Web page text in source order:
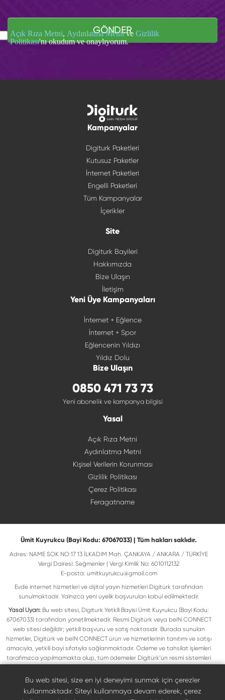
GÖNDER
Açık Rıza Metni, Aydınlatma Metnive Gizlilik
Politikası'nı okudum ve onaylıyorum.
Kampanyalar
Digiturk Paketleri
Kutusuz Paketler
İnternet Paketleri
Engelli Paketleri
Tüm Kampanyalar
İçerikler
Site
Digiturk Bayileri
Hakkımızda
Bize Ulaşın
İletişim
Yeni Üye Kampanyaları
İnternet + Eğlence
İnternet + Spor
Eğlencenin Yıldızı
Yıldız Dolu
Bize Ulaşın
0850 471 73 73
Yeni abonelik ve kampanya bilgisi
Yasal
Açık Rıza Metni
Aydınlatma Metni
Kişisel Verilerin Korunması
Gizlilik Politikası
Çerez Politikası
Feragatname
Ümit Kuyrukcu (Bayi Kodu: 67067033) | Tüm hakları saklıdır.
Adres: NAME SOK NO:17 13 İLKADIM Mah. ÇANKAYA / ANKARA / TÜRKİYE
Vergi Dairesi: Seğmenler | Vergi Kimlik No: 6010112132
E-posta: umitkuyrukcu@gmail.com
Evde internet hizmetleri ve dijital yayın hizmetleri Digitürk tarafından
sunulmaktadır. Yalnızca yeni üyelik başvuruları kabul edilmektedir.
Yasal Uyarı: Bu web sitesi, Digiturk Yetkili Bayisi Ümit Kuyrukcu (Bayi Kodu:
67067033) tarafından yönetilmektedir. Resmi Digitürk veya beIN CONNECT
web sitesi değildir; yetkili başvuru ve satış noktasıdır. Burada sunulan
hizmetler, Digitürk ve beIN CONNECT ürün ve hizmetlerinin tanıtımı ve satışı
amacıyla, yetkili bayi sıfatıyla sağlanmaktadır. Ödeme ve tahsilat işlemleri
tarafımızca yapılmamakta olup, tüm ödemeler Digitürk’ün resmi sistemleri
ilgili hak sahiplerine ait olup yasal koruma altındadır. Bu markalar, yalnızca
marka sahiplerinin kullanım koşullarına uygun şekilde kullanılmaktadır. Digitürk
veya beIN CONNECT’in resmi web sitelerine ulaşmak için ilgili markaların
Bu web sitesi, size en iyi deneyimi sunmak için çerezler
kullanmaktadır. Siteyi kullanmaya devam ederek, çerez